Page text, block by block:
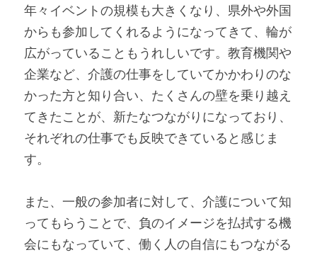
年々イベントの規模も大きくなり、県外や外国
からも参加してくれるようになってきて、輪が
広がっていることもうれしいです。教育機関や
企業など、介護の仕事をしていてかかわりのな
かった方と知り合い、たくさんの壁を乗り越え
てきたことが、新たなつながりになっており、
それぞれの仕事でも反映できていると感じま
す。
また、一般の参加者に対して、介護について知
ってもらうことで、負のイメージを払拭する機
会にもなっていて、働く人の自信にもつながる